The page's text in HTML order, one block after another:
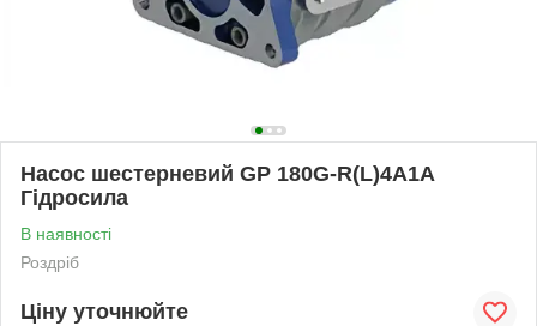
Насос шестерневий GP 180G-R(L)4A1A
Гідросила
В наявності
Роздріб
Ціну уточнюйте